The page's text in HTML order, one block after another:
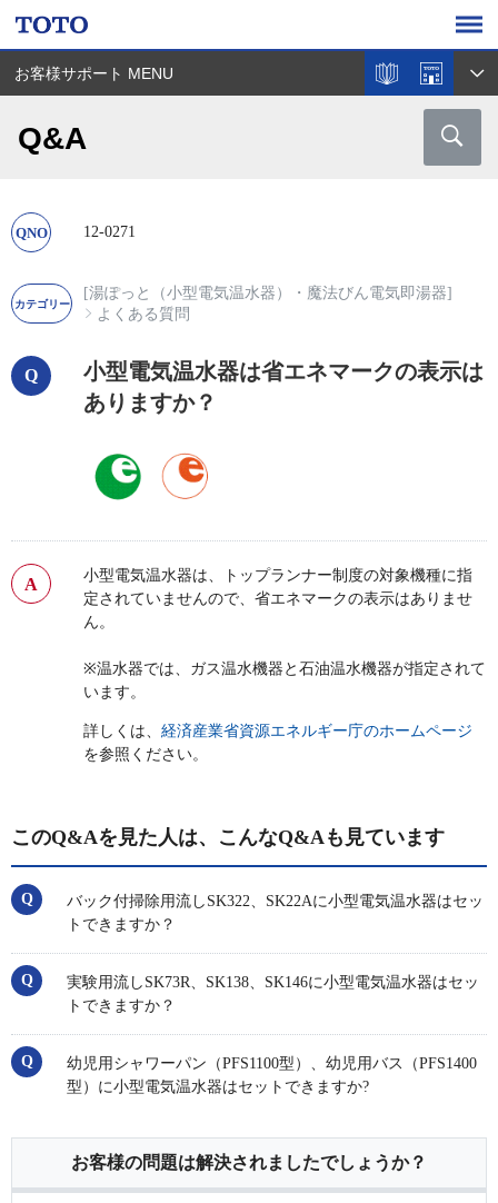
お客様サポート MENU
Q&A
12-0271
[湯ぽっと（小型電気温水器）・魔法びん電気即湯器]
よくある質問
小型電気温水器は省エネマークの表示は
ありますか？
小型電気温水器は、トップランナー制度の対象機種に指
定されていませんので、省エネマークの表示はありませ
ん。
※温水器では、ガス温水機器と石油温水機器が指定されて
います。
詳しくは、 経済産業省資源エネルギー庁のホームページ
を参照ください。
このQ&Aを見た人は、こんなQ&Aも見ています
バック付掃除用流しSK322、SK22Aに小型電気温水器はセッ
トできますか？
実験用流しSK73R、SK138、SK146に小型電気温水器はセッ
トできますか？
幼児用シャワーパン（PFS1100型）、幼児用バス（PFS1400
型）に小型電気温水器はセットできますか?
お客様の問題は解決されましたでしょうか？